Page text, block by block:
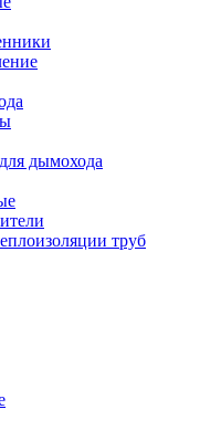
дымохода
труб